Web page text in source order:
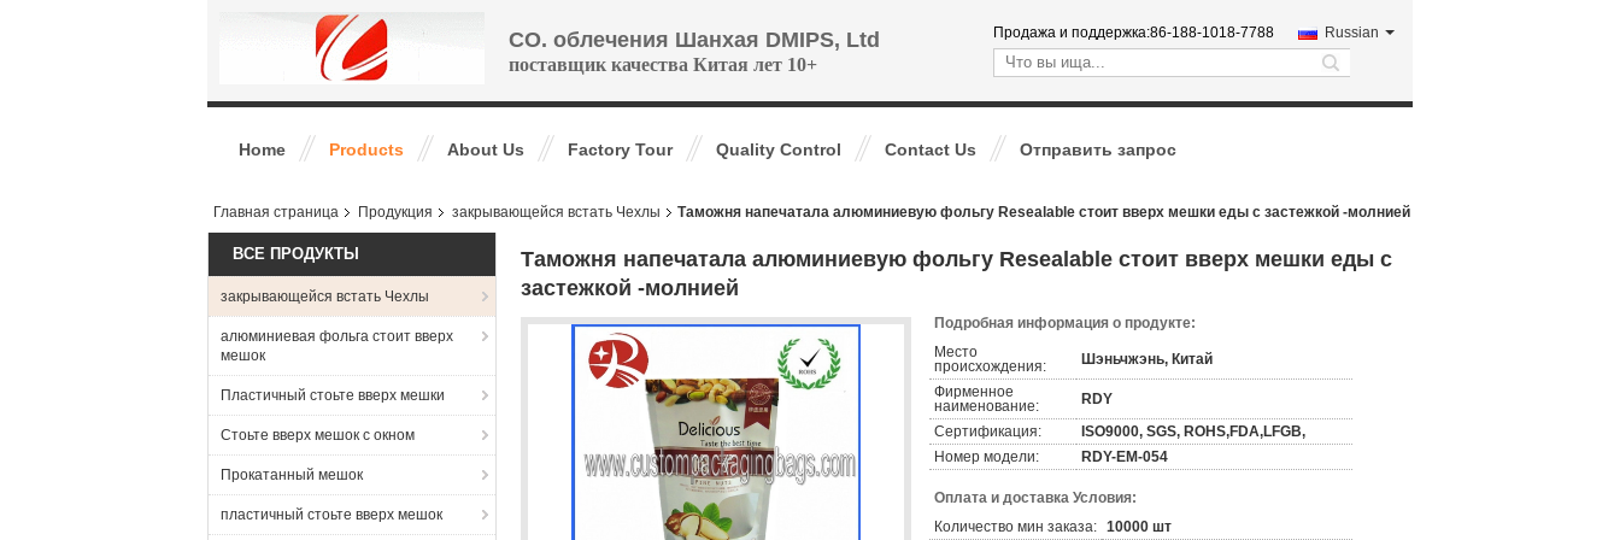
CO. облечения Шанхая DMIPS, Ltd
поставщик качества Китая лет 10+
Продажа и поддержка:86-188-1018-7788 Russian
search
Home Products About Us Factory Tour Quality Control Contact Us Отправить запрос
Главная страница Продукция закрывающейся встать Чехлы Таможня напечатала алюминиевую фольгу Resealable стоит вверх мешки еды с застежкой -молнией
ВСЕ ПРОДУКТЫ
закрывающейся встать Чехлы
алюминиевая фольга стоит вверх
мешок
Пластичный стоьте вверх мешки
Стоьте вверх мешок с окном
Прокатанный мешок
пластичный стоьте вверх мешок
Таможня напечатала алюминиевую фольгу Resealable стоит вверх мешки еды с
застежкой -молнией
Подробная информация о продукте:
Место
происхождения:
Шэньчжэнь, Китай
Фирменное
наименование:
RDY
Сертификация:
ISO9000, SGS, ROHS,FDA,LFGB,
Номер модели:
RDY-EM-054
Оплата и доставка Условия:
Количество мин заказа: 10000 шт